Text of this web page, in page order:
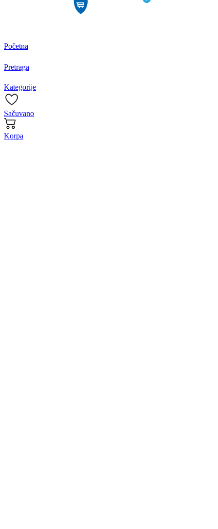
Početna
Pretraga
Kategorije
Sačuvano
Korpa